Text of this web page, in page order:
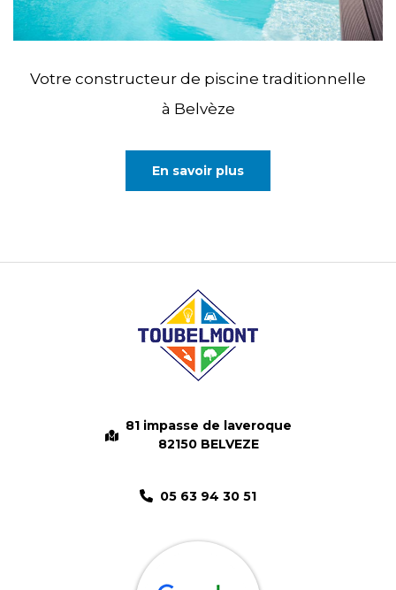
Votre constructeur de piscine traditionnelle
à Belvèze
En savoir plus
81 impasse de laveroque
82150 BELVEZE
05 63 94 30 51